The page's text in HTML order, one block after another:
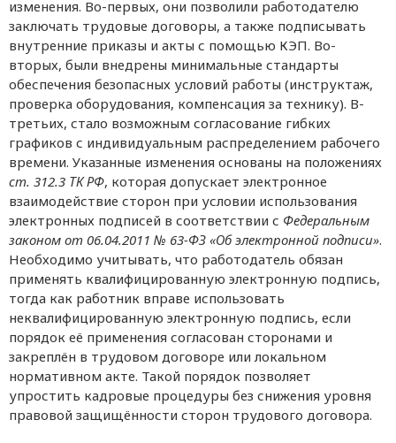
изменения. Во-первых, они позволили работодателю
заключать трудовые договоры, а также подписывать
внутренние приказы и акты с помощью КЭП. Во-
вторых, были внедрены минимальные стандарты
обеспечения безопасных условий работы (инструктаж,
проверка оборудования, компенсация за технику). В-
третьих, стало возможным согласование гибких
графиков с индивидуальным распределением рабочего
времени. Указанные изменения основаны на положениях
ст. 312.3 ТК РФ, которая допускает электронное
взаимодействие сторон при условии использования
электронных подписей в соответствии с Федеральным
законом от 06.04.2011 № 63-ФЗ «Об электронной подписи».
Необходимо учитывать, что работодатель обязан
применять квалифицированную электронную подпись,
тогда как работник вправе использовать
неквалифицированную электронную подпись, если
порядок её применения согласован сторонами и
закреплён в трудовом договоре или локальном
нормативном акте. Такой порядок позволяет
упростить кадровые процедуры без снижения уровня
правовой защищённости сторон трудового договора.